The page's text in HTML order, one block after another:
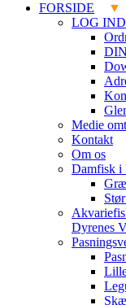
FORSIDE
LOG IND
Medie
Kontakt
Om os
Damfisk i
Dyrenes